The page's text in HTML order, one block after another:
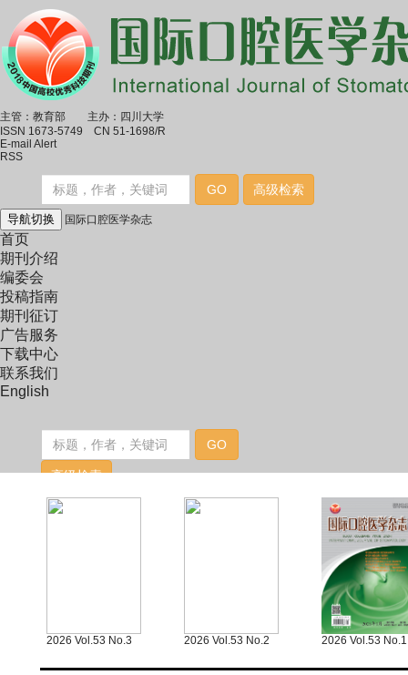
主管：教育部 主办：四川大学
ISSN 1673-5749 CN 51-1698/R
E-mail Alert
RSS
导航切换 国际口腔医学杂志
首页
期刊介绍
编委会
投稿指南
期刊征订
广告服务
下载中心
联系我们
English
2026 Vol.53 No.3 2026 Vol.53 No.2 2026 Vol.53 No.1